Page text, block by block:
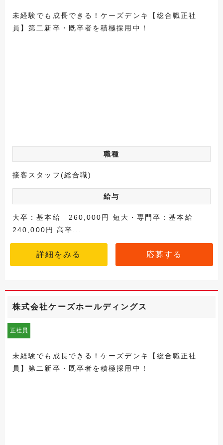
未経験でも成長できる！ケーズデンキ【総合職正社
員】第二新卒・既卒者を積極採用中！
職種
接客スタッフ(総合職)
給与
大卒：基本給 260,000円 短大・専門卒：基本給
240,000円 高卒...
詳細をみる 応募する
株式会社ケーズホールディングス
正社員
未経験でも成長できる！ケーズデンキ【総合職正社
員】第二新卒・既卒者を積極採用中！